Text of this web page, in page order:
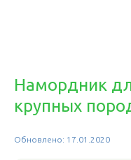
Намордник
крупных
Обновлено: 17.01.2020